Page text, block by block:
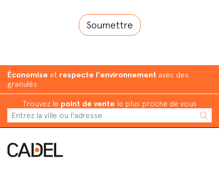
Économise et respecte l'environnement avec des
granulés
Trouvez le point de vente le plus proche de vous